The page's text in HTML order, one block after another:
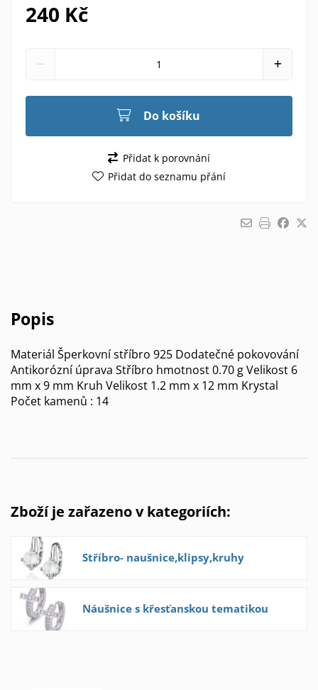
240 Kč
Do košíku
Přidat k porovnání
Přidat do seznamu přání
Popis
Materiál Šperkovní stříbro 925 Dodatečné pokovování
Antikorózní úprava Stříbro hmotnost 0.70 g Velikost 6
mm x 9 mm Kruh Velikost 1.2 mm x 12 mm Krystal
Počet kamenů : 14
Zboží je zařazeno v kategoriích:
Stříbro- naušnice,klipsy,kruhy
Náušnice s křesťanskou tematikou